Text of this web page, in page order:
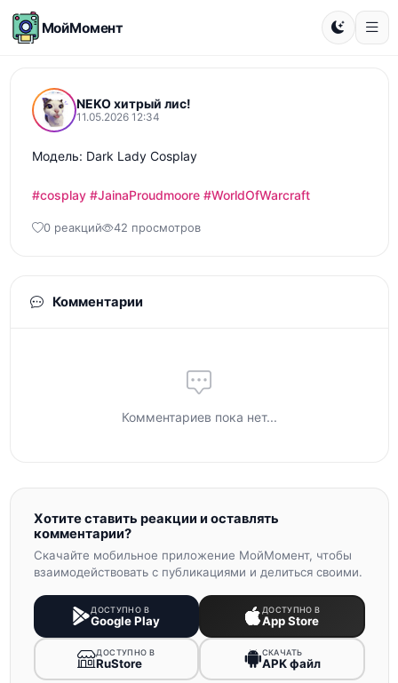
МойМомент
NEKO хитрый лис!
11.05.2026 12:34
Модель: Dark Lady Cosplay
#cosplay #JainaProudmoore #WorldOfWarcraft
0 реакций 42 просмотров
Комментарии
Комментариев пока нет...
Хотите ставить реакции и оставлять
комментарии?
Скачайте мобильное приложение МойМомент, чтобы
взаимодействовать с публикациями и делиться своими.
ДОСТУПНО В
Google Play
ДОСТУПНО В
App Store
ДОСТУПНО В
RuStore
СКАЧАТЬ
APK файл